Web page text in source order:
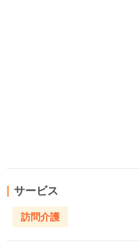
サービス
訪問介護